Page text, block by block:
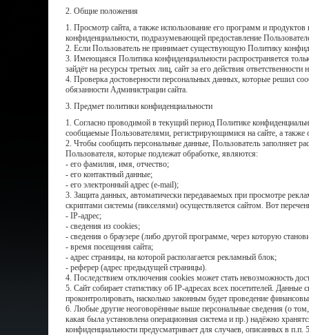
2. Общие положения
1. Просмотр сайта, а также использование его программ и
конфиденциальности, подразумевающей предоставление
2. Если Пользователь не принимает существующую Политику
3. Имеющаяся Политика конфиденциальности распространяется
зайдёт на ресурсы третьих лиц, сайт за его действия ответственности
4. Проверка достоверности персональных данных, которые решил
обязанности Администрации сайта.
3. Предмет политики конфиденциальности
1. Согласно проводимой в текущий период Политике
сообщаемые Пользователями, регистрирующимися на сайте, а
2. Чтобы сообщить персональные данные, Пользователь заполняет
Пользователя, которые подлежат обработке, являются:
- его фамилия, имя, отчество;
- его контактный данные;
- его электронный адрес (e-mail);
3. Защита данных, автоматически передаваемых при просмотре
скриптами системы (пикселями) осуществляется сайтом. Вот
- IP-адрес;
- сведения из cookies;
- сведения о браузере (либо другой программе, через которую
- время посещения сайта;
- адрес страницы, на которой располагается рекламный блок;
- реферер (адрес предыдущей страницы).
4. Последствием отключения cookies может стать невозможность
5. Cайт собирает статистику об IP-адресах всех посетителей.
проконтролировать, насколько законным будет проведение
6. Любые другие неоговорённые выше персональные сведения (о
какая была установлена операционная система и пр.) надёжно
конфиденциальности предусматривает для случаев, описанных в п.п.